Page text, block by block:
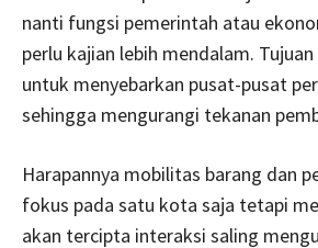
nanti fungsi pemerintah atau
perlu kajian lebih mendalam.
untuk menyebarkan pusat-pusat
sehingga mengurangi tekanan
Harapannya mobilitas barang dan
fokus pada satu kota saja tetapi
akan tercipta interaksi saling